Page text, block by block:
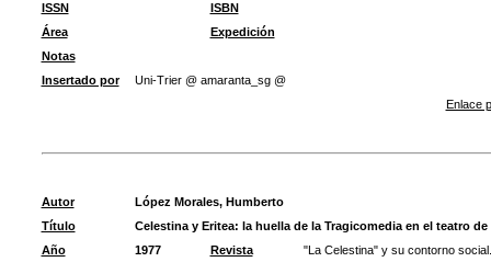
ISSN
ISBN
Área
Expedición
Notas
Insertado por
Uni-Trier @ amaranta_sg @
Enlace
Autor
López Morales, Humberto
Título
Celestina y Eritea: la huella de la Tragicomedia en el teatro de
Año
1977 Revista
"La Celestina" y su contorno